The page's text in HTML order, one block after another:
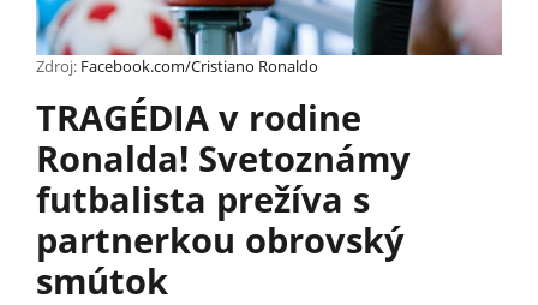
Zdroj: Facebook.com/Cristiano Ronaldo
TRAGÉDIA v rodine
Ronalda! Svetoznámy
futbalista prežíva s
partnerkou obrovský
smútok